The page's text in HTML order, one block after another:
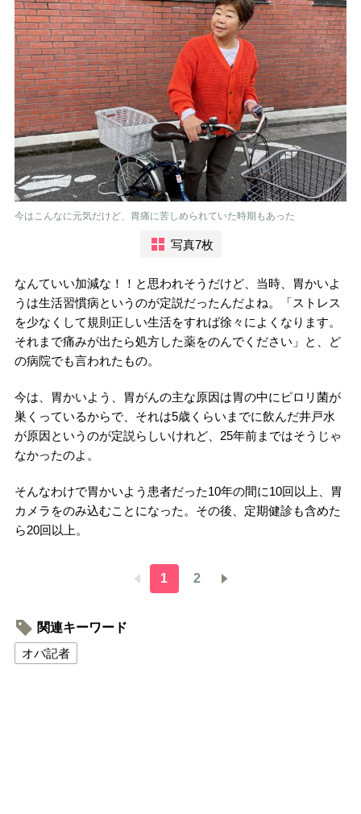
今はこんなに元気だけど、胃痛に苦しめられていた時期もあった
写真7枚
なんていい加減な！！と思われそうだけど、当時、胃かいよ
うは生活習慣病というのが定説だったんだよね。「ストレス
を少なくして規則正しい生活をすれば徐々によくなります。
それまで痛みが出たら処方した薬をのんでください」と、ど
の病院でも言われたもの。
今は、胃かいよう、胃がんの主な原因は胃の中にピロリ菌が
巣くっているからで、それは5歳くらいまでに飲んだ井戸水
が原因というのが定説らしいけれど、25年前まではそうじゃ
なかったのよ。
そんなわけで胃かいよう患者だった10年の間に10回以上、胃
カメラをのみ込むことになった。その後、定期健診も含めた
ら20回以上。
1 2
関連キーワード
オバ記者